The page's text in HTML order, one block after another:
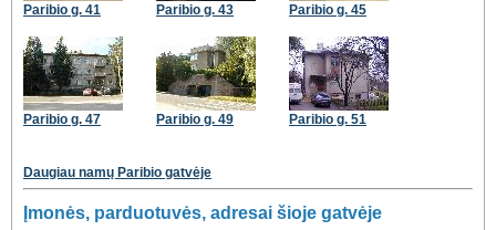
Paribio g. 41 Paribio g. 43 Paribio g. 45
Paribio g. 47 Paribio g. 49 Paribio g. 51
Daugiau namų Paribio gatvėje
Įmonės, parduotuvės, adresai šioje gatvėje